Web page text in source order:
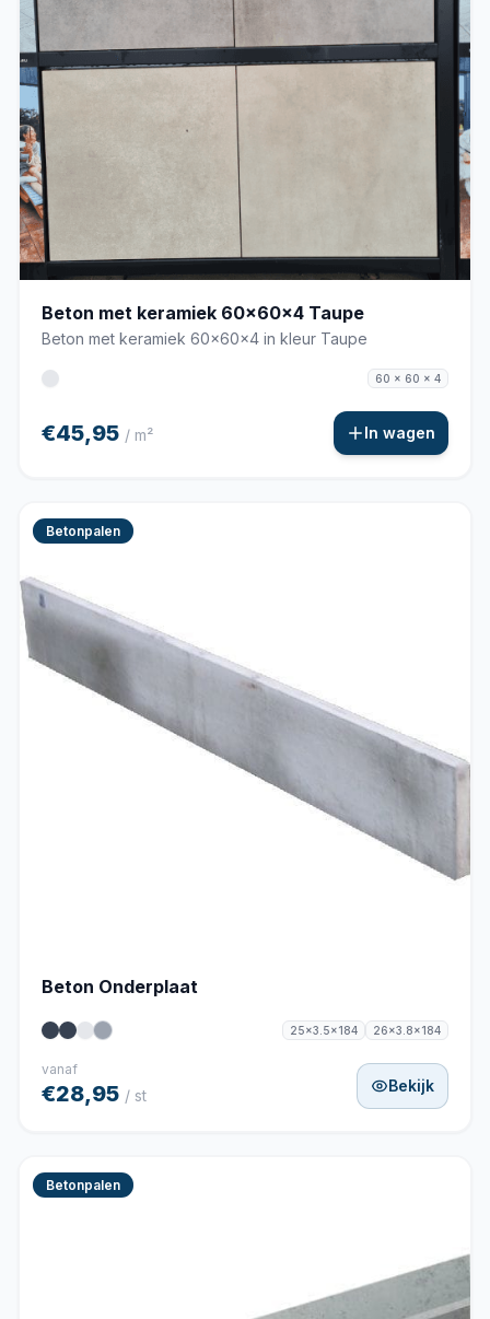
Beton met keramiek 60x60x4 Taupe
Beton met keramiek 60x60x4 in kleur Taupe
60 x 60 x 4
€45,95 / m² In wagen
Betonpalen
Beton Onderplaat
25x3.5x184 26x3.8x184
vanaf
€28,95 / st
Bekijk
Betonpalen